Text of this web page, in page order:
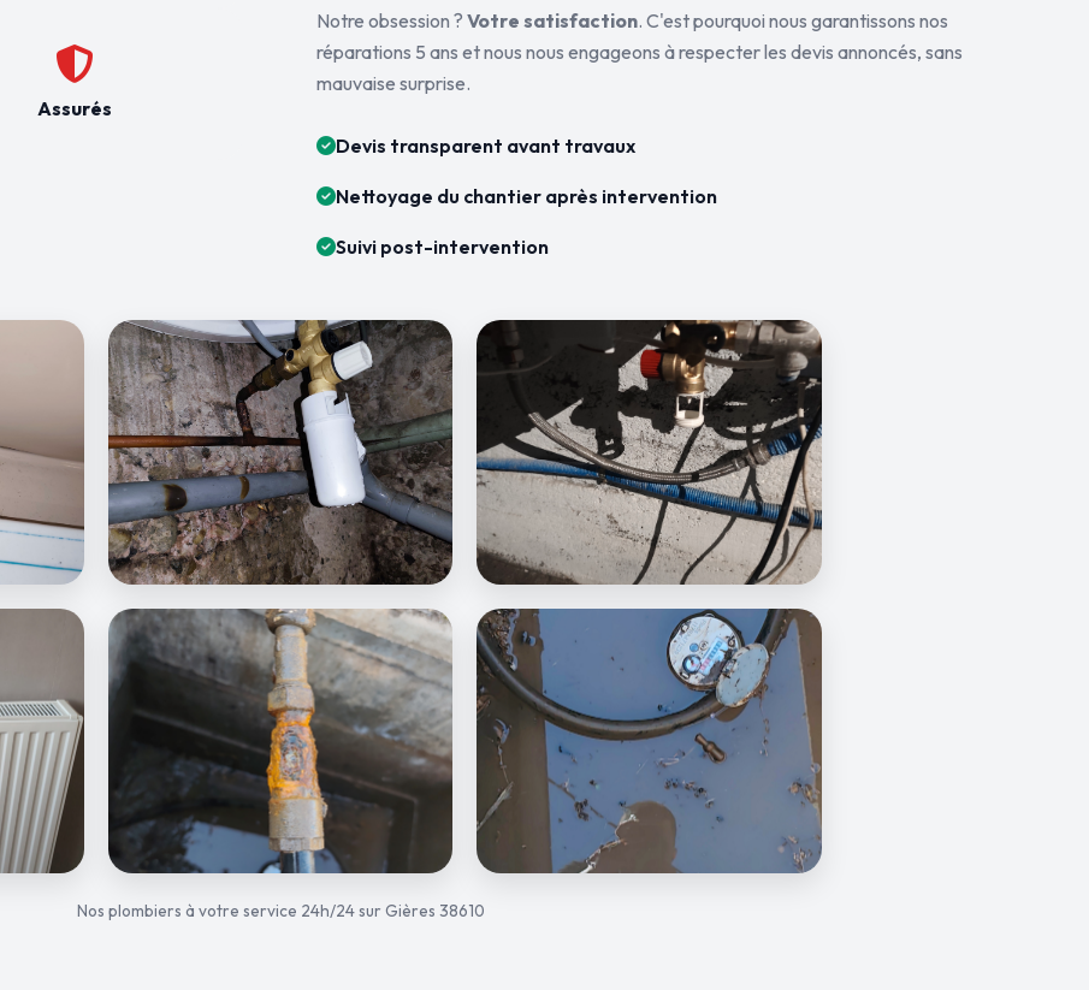
Assurés
Notre obsession ? Votre satisfaction. C'est pourquoi nous garantissons nos
réparations 5 ans et nous nous engageons à respecter les devis annoncés, sans
mauvaise surprise.
Devis transparent avant travaux
Nettoyage du chantier après intervention
Suivi post-intervention
Nos plombiers à votre service 24h/24 sur Gières 38610